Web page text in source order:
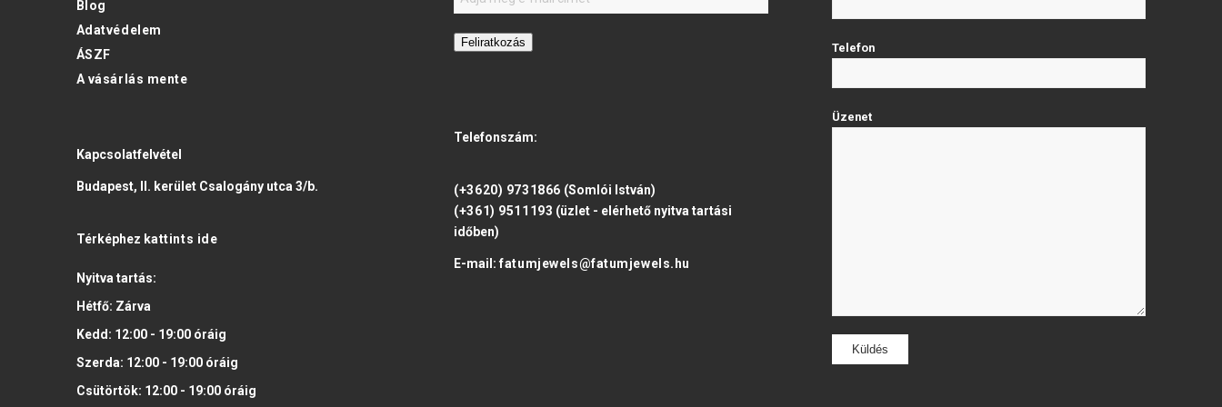
Blog
Adatvédelem
ÁSZF
A vásárlás mente
Kapcsolatfelvétel
Budapest, II. kerület Csalogány utca 3/b.
Térképhez kattints ide
Nyitva tartás:
Hétfő: Zárva
Kedd: 12:00 - 19:00óráig
Szerda: 12:00 - 19:00óráig
Csütörtök: 12:00 - 19:00óráig
Feliratkozás
Telefonszám:
(+3620) 9731866 (Somlói István)
(+361) 9511193 (üzlet - elérhető nyitva tartási
időben)
E-mail:fatumjewels@fatumjewels.hu
Telefon
Üzenet